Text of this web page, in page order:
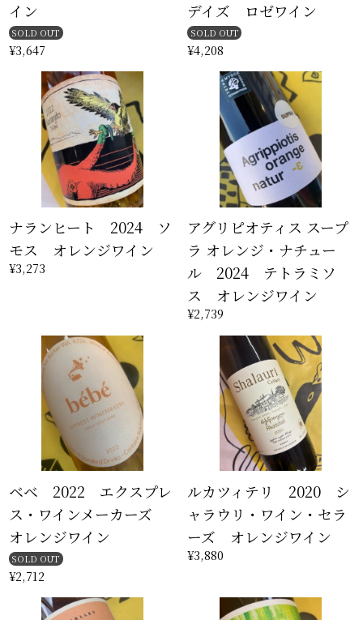
イン
SOLD OUT
¥3,647
デイズ ロゼワイン
SOLD OUT
¥4,208
ナランヒート 2024 ソ
モス オレンジワイン
¥3,273
アグリピオティス スープ
ラ オレンジ・ナチュー
ル 2024 テトラミソ
ス オレンジワイン
¥2,739
ベベ 2022 エクスプレ
ス・ワインメーカーズ
オレンジワイン
SOLD OUT
¥2,712
ルカツィテリ 2020 シ
ャラウリ・ワイン・セラ
ーズ オレンジワイン
¥3,880